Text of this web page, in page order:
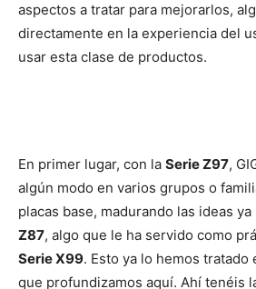
aspectos a tratar para mejorarlos,
directamente en la experiencia del
usar esta clase de productos.
En primer lugar, con la Serie Z97,
algún modo en varios grupos o
placas base, madurando las ideas ya
Z87, algo que le ha servido como
Serie X99. Esto ya lo hemos
que profundizamos aquí. Ahí tenéis